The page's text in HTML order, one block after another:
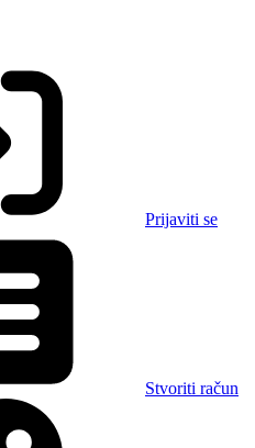
Prijaviti se
Stvoriti račun